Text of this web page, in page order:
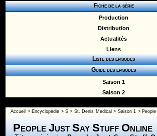
Fiche de la série
Production
Distribution
Actualités
Liens
Liste des épisodes
Guide des épisodes
Saison 1
Saison 2
Accueil > Encyclopédie >S > St. Denis Medical > Saison 1 >
People Just Say Stuff Online